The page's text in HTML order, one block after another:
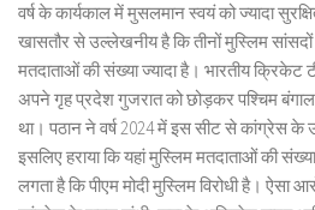
वर्ष के कार्यकाल में मुसलमान स्वयं को ज्यादा
खासतौर से उल्लेखनीय है कि तीनों मुस्लिम
मतदाताओं की संख्या ज्यादा है। भारतीय
अपने गृह प्रदेश गुजरात को छोड़कर पश्चिम
था। पठान ने वर्ष 2024 में इस सीट से कांग्रेस के
इसलिए हराया कि यहां मुस्लिम मतदाताओं की
लगता है कि पीएम मोदी मुस्लिम विरोधी है। ऐसा